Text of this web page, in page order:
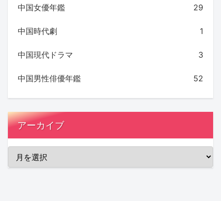
中国女優年鑑 29
中国時代劇 1
中国現代ドラマ 3
中国男性俳優年鑑 52
アーカイブ